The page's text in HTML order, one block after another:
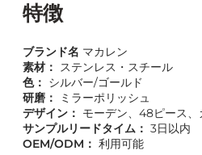
特徴
ブランド名 マカレン
素材： ステンレス・スチール
色： シルバー/ゴールド
研磨：
ミラーポリッシュ
デザイン： モーデン、48ピース
サンプルリードタイム： 3日以内
OEM/ODM： 利用可能